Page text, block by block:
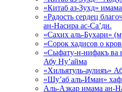
«Китаб аз-Зухд»
«Радость сердец
ан-Насира ас-Са’ди.
«Сахих аль-Бухари»
«Сорок хадисов о
«Сыфату-н-нифакъ ва
Абу Ну’айма
«Хильятуль-аулияъ»
«Шу’аб аль-Иман»
Аль-Азкар имама ан-